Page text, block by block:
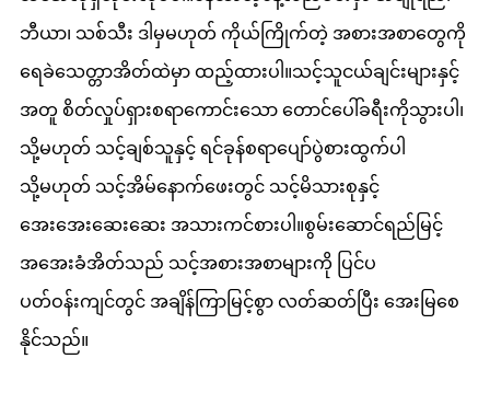
ဘီယာ၊ သစ်သီး ဒါမှမဟုတ် ကိုယ်ကြိုက်တဲ့ အစားအစာတွေကို
ရေခဲသေတ္တာအိတ်ထဲမှာ ထည့်ထားပါ။သင့်သူငယ်ချင်းများနှင့်
အတူ စိတ်လှုပ်ရှားစရာကောင်းသော တောင်ပေါ်ခရီးကိုသွားပါ၊
သို့မဟုတ် သင့်ချစ်သူနှင့် ရင်ခုန်စရာပျော်ပွဲစားထွက်ပါ
သို့မဟုတ် သင့်အိမ်နောက်ဖေးတွင် သင့်မိသားစုနှင့်
အေးအေးဆေးဆေး အသားကင်စားပါ။စွမ်းဆောင်ရည်မြင့်
အအေးခံအိတ်သည် သင့်အစားအစာများကို ပြင်ပ
ပတ်ဝန်းကျင်တွင် အချိန်ကြာမြင့်စွာ လတ်ဆတ်ပြီး အေးမြစေ
နိုင်သည်။